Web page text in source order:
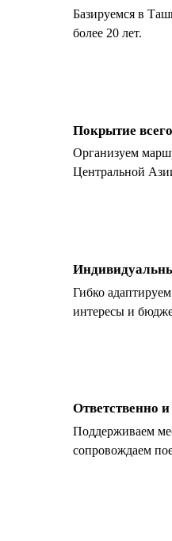
Базируемся в
более 20 лет.
Покрытие
Организуем
Центральной
Гибко
интересы и
Ответственно и
Поддерживаем
сопровождаем